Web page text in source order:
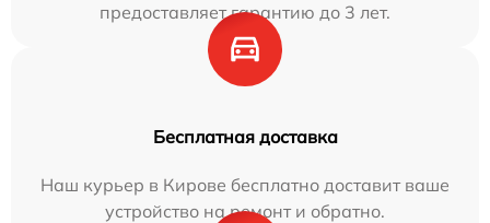
предоставляет гарантию до 3 лет.
Бесплатная доставка
Наш курьер в Кирове бесплатно доставит ваше
устройство на ремонт и обратно.